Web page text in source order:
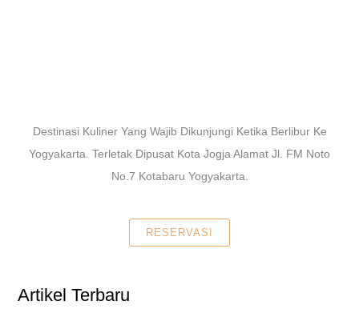
Destinasi Kuliner Yang Wajib Dikunjungi Ketika Berlibur Ke
Yogyakarta. Terletak Dipusat Kota Jogja Alamat Jl. FM Noto
No.7 Kotabaru Yogyakarta.
RESERVASI
Artikel Terbaru